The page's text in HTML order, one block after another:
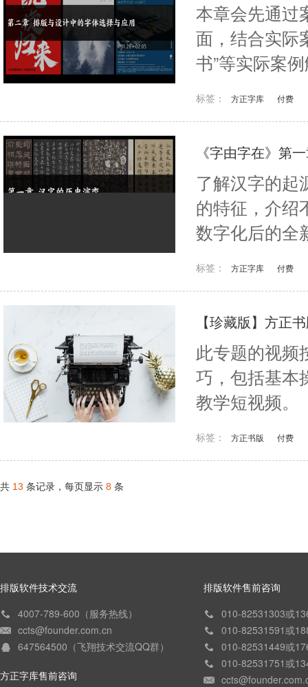
本章会先通过
面，结合实际
书”等实际案
标签： 方正字库 付费
《字由字在》第
了解汉字的起
的特征，介绍
数字化后的全
标签： 方正字库 付费
【珍藏版】方正
此专题的视频
巧，包括基本
教学短视频。
标签： 方正书版 付费
共 13 条记录，每页显示 8 条
排版软件技术交流
4007-789-600（服务热线）
ccts@founder.com.cn
647564500（飞翔技术交流QQ群）
方正字库售前咨询
排版软件售前咨询
010-82531303或
010-82531591或
010-82531449或
010-82531751或